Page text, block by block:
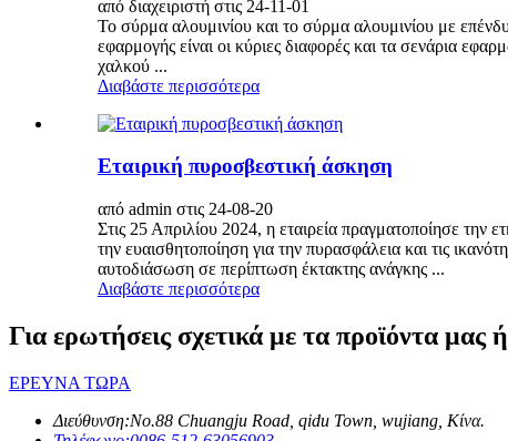
από διαχειριστή στις 24-11-01
Το σύρμα αλουμινίου και το σύρμα αλουμινίου με
εφαρμογής είναι οι κύριες διαφορές και τα σενάρια
χαλκού ...
Διαβάστε περισσότερα
Εταιρική πυροσβεστική άσκηση
από admin στις 24-08-20
Στις 25 Απριλίου 2024, η εταιρεία πραγματοποίησε την
την ευαισθητοποίηση για την πυρασφάλεια και τις
αυτοδιάσωση σε περίπτωση έκτακτης ανάγκης ...
Διαβάστε περισσότερα
Για ερωτήσεις σχετικά με τα προϊόντα
ΕΡΕΥΝΑ ΤΩΡΑ
Διεύθυνση:No.88 Chuangju Road, qidu Town, wujiang, Κίνα.